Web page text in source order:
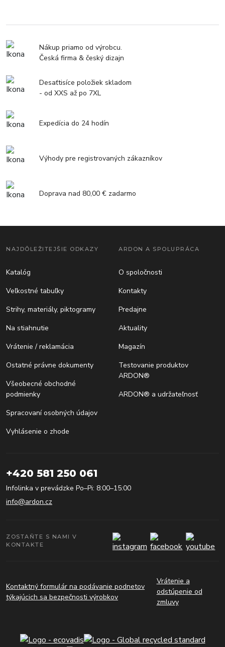
Nákup priamo od výrobcu.
Česká firma & český dizajn
Desaťtisíce položiek skladom
- od XXS až po 7XL
Expedícia do 24 hodín
Výhody pre registrovaných zákazníkov
Doprava nad 80,00 € zadarmo
NAJDÔLEŽITEJŠIE ODKAZY
Katalóg
Veľkostné tabuľky
Strihy, materiály, piktogramy
Na stiahnutie
Vrátenie / reklamácia
Ostatné právne dokumenty
Všeobecné obchodné
podmienky
Spracovaní osobných údajov
Vyhlásenie o zhode
ARDON A SPOLUPRÁCA
O spoločnosti
Kontakty
Predajne
Aktuality
Magazín
Testovanie produktov
ARDON®
ARDON® a udržateľnosť
+420 581 250 061
Infolinka v prevádzke Po–Pi: 8:00–15:00
info@ardon.cz
ZOSTAŇTE S NAMI V
KONTAKTE
Kontaktný formulár na podávanie podnetov
týkajúcich sa bezpečnosti výrobkov
Vrátenie a
odstúpenie od
zmluvy